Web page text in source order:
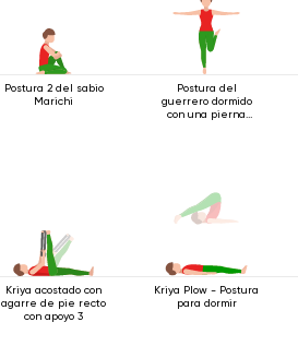
Postura 2 del sabio
Marichi
Postura del
guerrero dormido
con una pierna
Kriya acostado con
agarre de pie recto
con apoyo 3
Kriya Plow - Postura
para dormir